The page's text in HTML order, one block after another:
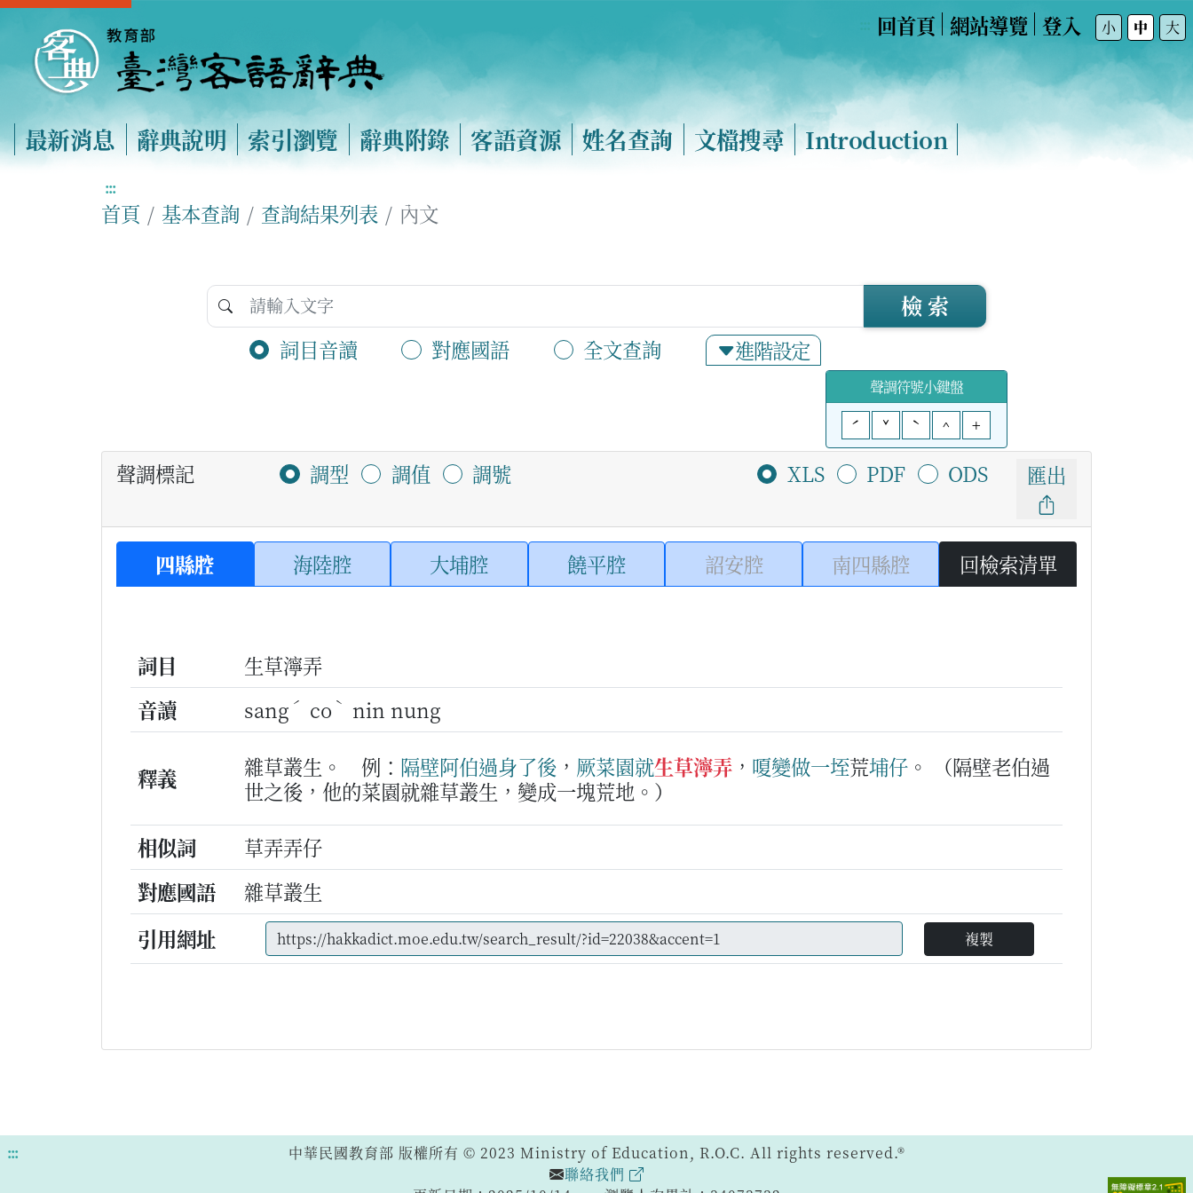
回首頁 網站導覽 登入 小 中 大
最新消息 辭典說明 索引瀏覽 辭典附錄 客語資源 姓名查詢 文檔搜尋 Introduction
:::
首頁 基本查詢 查詢結果列表 內文
詞目音讀 對應國語 全文查詢 進階設定
檢 索
聲調符號小鍵盤
ˊ
ˇ ˋ ^ +
聲調標記 調型 調值 調號 XLS PDF ODS 匯出
四縣腔 海陸腔 大埔腔 饒平腔 詔安腔 南四縣腔 回檢索清單
詞目
生草濘弄
音讀
sang ˊ co ˋ nin nung
釋義 雜草叢生。 例： 隔壁阿伯過身了後 ， 厥菜園就生草濘弄 ， 嗄變做一垤荒埔仔 。
（隔壁老伯過
世之後，他的菜園就雜草叢生，變成一塊荒地。）
相似詞
草弄弄仔
對應國語
雜草叢生
引用網址
複製
:::
中華民國教育部 版權所有 © 2023 Ministry of Education, R.O.C. All rights reserved.®
聯絡我們